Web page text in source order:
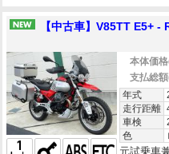
【中古車】V85TT E5+
本体価格
支払総額
年式
走行距離
車検
色
元試乗車